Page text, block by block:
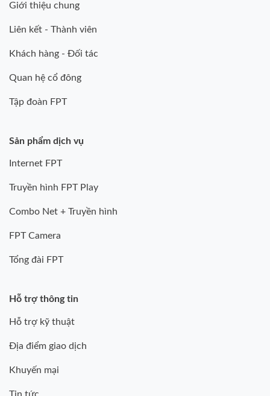
Giới thiệu chung
Liên kết - Thành viên
Khách hàng - Đối tác
Quan hệ cổ đông
Tập đoàn FPT
Sản phẩm dịch vụ
Internet FPT
Truyền hình FPT Play
Combo Net + Truyền hình
FPT Camera
Tổng đài FPT
Hỗ trợ thông tin
Hỗ trợ kỹ thuật
Địa điểm giao dịch
Khuyến mại